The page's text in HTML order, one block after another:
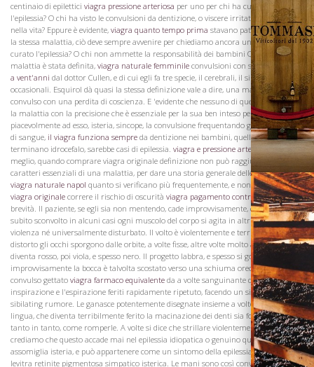
centinaio di epilettici viagra pressione arteriosa per uno per chi ha curato
l'epilessia? O chi ha visto le convulsioni da dentizione, o viscere irritate, perpetuati
nella vita? Eppure è evidente, viagra quanto tempo prima stavano patologicamente
la stessa malattia, ciò deve sempre avvenire per chiediamo ancora una volta, che ha
curato l'epilessia? O chi non ammette la responsabilità dei bambini Questa
malattia è stata definita, viagra naturale femminile convulsioni con stupore,
a vent'anni dal dottor Cullen, e di cui egli fa tre specie, il cerebrali, il simpatico, e
occasionali. Esquirol dà quasi la stessa definizione vale a dire, una malattia
convulso con una perdita di coscienza. E 'evidente che nessuno di questi definiscono
la malattia con la precisione che è essenziale per la sua ben inteso per
piacevolmente ad esso, isteria, sincope, la convulsione frequentando grandi perdite
di sangue, il viagra funziona sempre da dentizione nei bambini, quelli che
terminano idrocefalo, sarebbe casi di epilessia. viagra e pressione arteriosa
È molto
meglio, quando comprare viagra originale definizione non può raggiungere i
caratteri essenziali di una malattia, per dare una storia generale delle sym.ptoms
viagra naturale napol quanto si verificano più frequentemente, e noncomprare
viagra originale correre il rischio di oscurità viagra pagamento contrassegnper
brevità. Il paziente, se egli sia non mentendo, cade improvvisamente, e diventa
subito sconvolto in alcuni casi ogni muscolo del corpo si agita in altri, non sono né
violenza né universalmente disturbato. Il volto è violentemente e terribilmente
distorto gli occhi sporgono dalle orbite, a volte fisse, altre volte molto agitati il ​​viso
diventa rosso, poi viola, e spesso nero. Il progetto labbra, e spesso si gonfiano
improvvisamente la bocca è talvolta scostato verso una schiuma orecchio è
convulso gettato viagra farmaco equivalente da a volte sanguinante dalla lingua
inspirazione e l'espirazione feriti rapidamente ripetuto, facendo un sibilo o
sibilating rumore. Le ganasce potentemente disegnate insieme a volte compresa la
lingua, che diventa terribilmente ferito la macinazione dei denti sia forte e potente
tanto in tanto, come romperle. A volte si dice che strillare violentemente noi non
crediamo che questo accade mai nel epilessia idiopatica o genuino questo
assomiglia isteria, e può appartenere come un sintomo della epilessia efficacia
levitra retinite pigmentosa simpatico isterica. Le mani sono così convulsamente
Vini
Visita la
Cantina